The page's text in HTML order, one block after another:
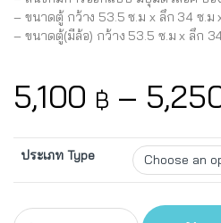
– ขนาดตู้ กว้าง 53.5 ซ.ม x ลึก 34 ซ.ม
– ขนาดตู้(มีล้อ) กว้าง 53.5 ซ.ม x ลึก
5,100 ฿ –
ประเภท Type
UP ตู้ลิ้นชักใส่กระดาษ A4 ขนาด 28ช่อ